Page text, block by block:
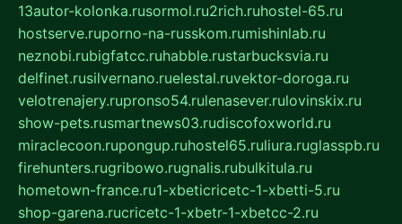
13autor-kolonka.rusormol.ru2rich.ruhostel-65.ru
hostserve.ruporno-na-russkom.rumishinlab.ru
neznobi.rubigfatcc.ruhabble.rustarbucksvia.ru
delfinet.rusilvernano.ruelestal.ruvektor-doroga.ru
velotrenajery.rupronso54.rulenasever.rulovinskix.ru
show-pets.rusmartnews03.rudiscofoxworld.ru
miraclecoon.rupongup.ruhostel65.ruliura.ruglasspb.ru
firehunters.rugribowo.rugnalis.rubulkitula.ru
hometown-france.ru1-xbeticricetc-1-xbetti-5.ru
shop-garena.rucricetc-1-xbetr-1-xbetcc-2.ru